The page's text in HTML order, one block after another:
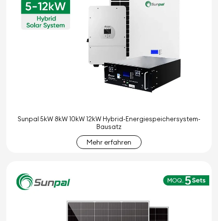
Sunpal 5kW 8kW 10kW 12kW Hybrid-Energiespeichersystem-
Bausatz
Mehr erfahren